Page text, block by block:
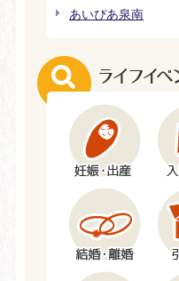
あいぴあ泉南